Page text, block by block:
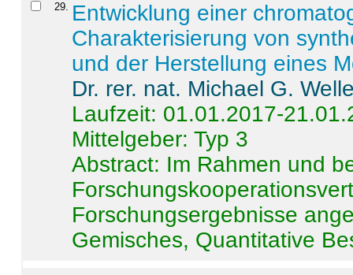
29. Entwicklung einer
Charakterisierung von
und der Herstellung eines
Dr. rer. nat. Michael G.
Laufzeit: 01.01.2017-
Mittelgeber: Typ 3
Abstract: Im Rahmen und
Forschungsergebnisse
Gemisches, Quantitative